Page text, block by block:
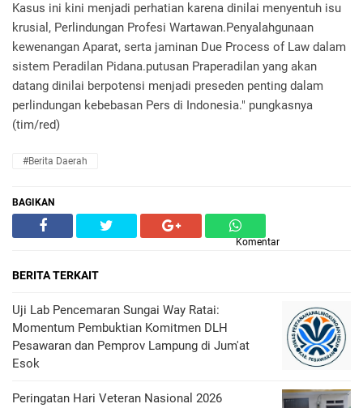
Kasus ini kini menjadi perhatian karena dinilai menyentuh isu
krusial, Perlindungan Profesi Wartawan.Penyalahgunaan
kewenangan Aparat, serta jaminan Due Process of Law dalam
sistem Peradilan Pidana.putusan Praperadilan yang akan
datang dinilai berpotensi menjadi preseden penting dalam
perlindungan kebebasan Pers di Indonesia." pungkasnya
(tim/red)
#Berita Daerah
BAGIKAN
Komentar
BERITA TERKAIT
Uji Lab Pencemaran Sungai Way Ratai:
Momentum Pembuktian Komitmen DLH
Pesawaran dan Pemprov Lampung di Jum'at
Esok
Peringatan Hari Veteran Nasional 2026